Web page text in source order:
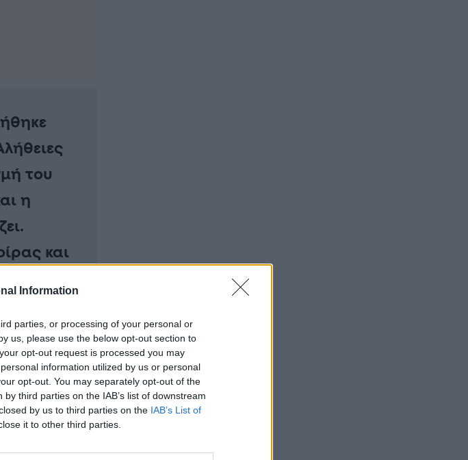
Information
parties, or processing of your personal or
us, please use the below opt-out section to
opt-out request is processed you may
information utilized by us or personal
opt-out. You may separately opt-out of the
third parties on the IAB’s list of downstream
by us to third parties on the IAB’s List of
it to other third parties.
του
η
και
στο